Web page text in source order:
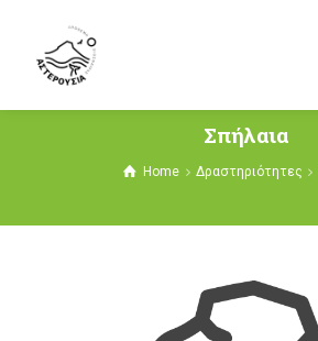
Σπήλαια
Home Δραστηριότητες